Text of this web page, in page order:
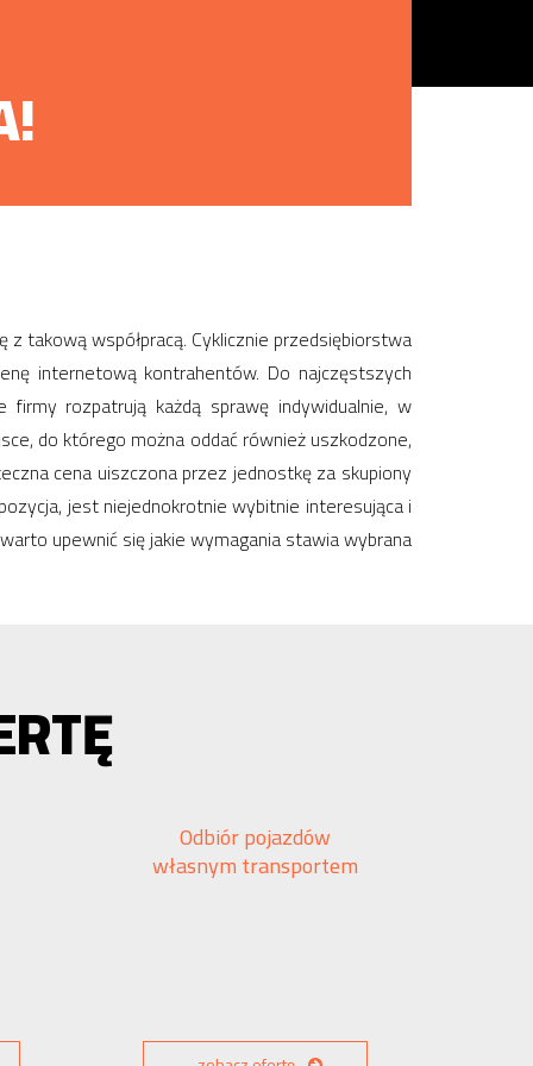
takową współpracą. Cyklicznie przedsiębiorstwa
internetową kontrahentów. Do najczęstszych
rozpatrują każdą sprawę indywidualnie, w
do którego można oddać również uszkodzone,
cena uiszczona przez jednostkę za skupiony
jest niejednokrotnie wybitnie interesująca i
upewnić się jakie wymagania stawia wybrana
Odbiór pojazdów
własnym transportem